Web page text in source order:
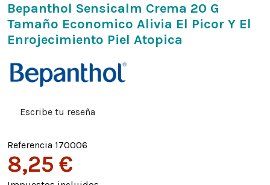
Bepanthol Sensicalm Crema 20 G
Tamaño Economico Alivia El Picor Y El
Enrojecimiento Piel Atopica
Escribe tu reseña
Referencia 170006
8,25 €